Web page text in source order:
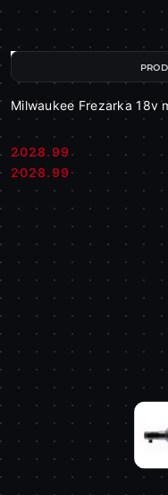
Milwaukee Frezarka 18v
Cena:
2028.99
Cena:
2028.99